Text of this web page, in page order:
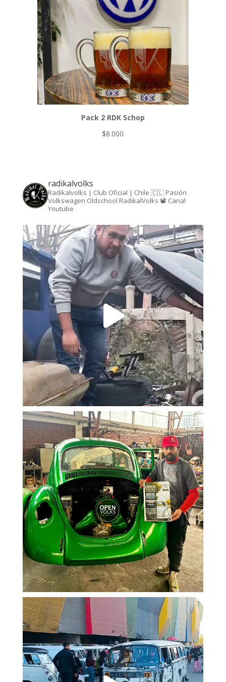
Pack 2 RDK Schop
$8.000
radikalvolks
Radikalvolks | Club Oficial | Chile 🇨🇱Pasión
Volkswagen Oldschool RadikalVolks 📽️ Canal
Youtube